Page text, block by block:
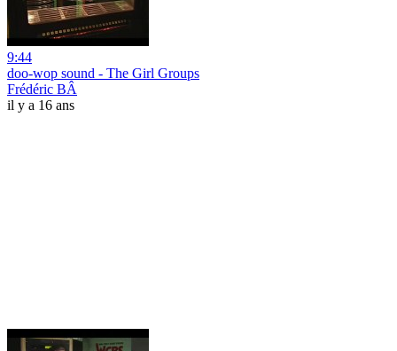
9:44
doo-wop sound - The Girl Groups
Frédéric BÂ
il y a 16 ans